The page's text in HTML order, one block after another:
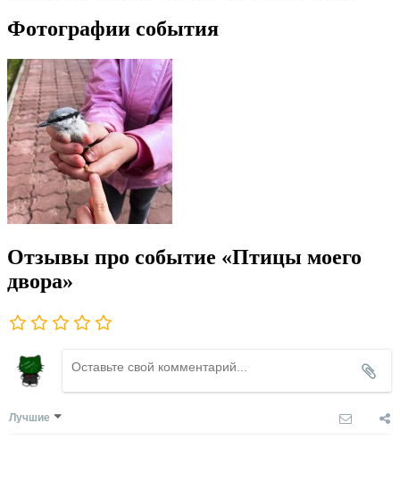
Фотографии события
Отзывы про событие «Птицы моего
двора»
Лучшие